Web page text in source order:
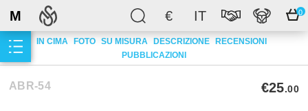
€ IT 0
M
IN CIMA FOTO SU MISURA DESCRIZIONE
RECENSIONI
PUBBLICAZIONI
ABR-54 €25.00